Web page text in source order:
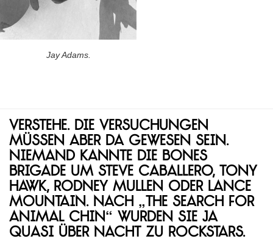
Jay Adams.
Verstehe. Die Versuchungen
müssen aber da gewesen sein.
Niemand kannte die Bones
Brigade um Steve Caballero, Tony
Hawk, Rodney Mullen oder Lance
Mountain. Nach „The Search for
Animal Chin“ wurden sie ja
quasi über Nacht zu Rockstars.